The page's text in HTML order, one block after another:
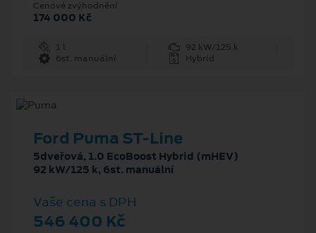
Cenové zvýhodnění
174 000 Kč
1 l
92 kW/125 k
6st. manuální
Hybrid
Ford Puma ST-Line
5dveřová, 1.0 EcoBoost Hybrid (mHEV)
92 kW/125 k, 6st. manuální
Vaše cena s DPH
546 400 Kč